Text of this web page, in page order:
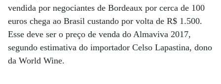
vendida por negociantes de Bordeaux por cerca de 100
euros chega ao Brasil custando por volta de R$ 1.500.
Esse deve ser o preço de venda do Almaviva 2017,
segundo estimativa do importador Celso Lapastina, dono
da World Wine.